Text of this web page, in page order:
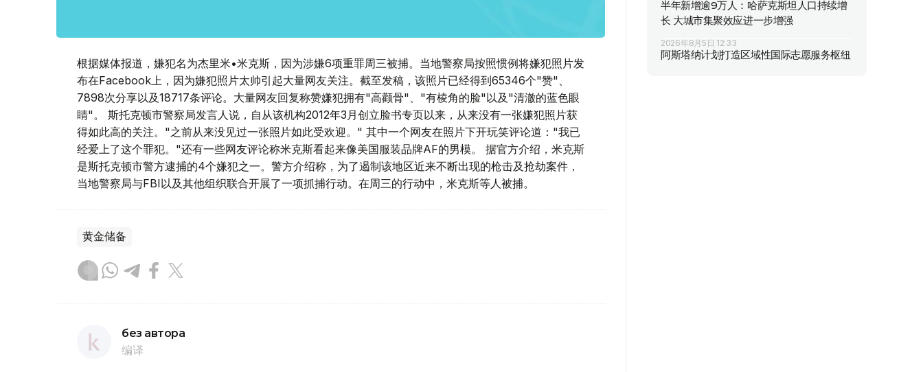
根据媒体报道，嫌犯名为杰里米•米克斯，因为涉嫌6项重罪周三被捕。当地警察局按照惯例将嫌犯照片发
布在Facebook上，因为嫌犯照片太帅引起大量网友关注。截至发稿，该照片已经得到65346个"赞"、
7898次分享以及18717条评论。大量网友回复称赞嫌犯拥有"高颧骨"、"有棱角的脸"以及"清澈的蓝色眼
睛"。 斯托克顿市警察局发言人说，自从该机构2012年3月创立脸书专页以来，从来没有一张嫌犯照片获
得如此高的关注。"之前从来没见过一张照片如此受欢迎。" 其中一个网友在照片下开玩笑评论道："我已
经爱上了这个罪犯。"还有一些网友评论称米克斯看起来像美国服装品牌AF的男模。 据官方介绍，米克斯
是斯托克顿市警方逮捕的4个嫌犯之一。警方介绍称，为了遏制该地区近来不断出现的枪击及抢劫案件，
当地警察局与FBI以及其他组织联合开展了一项抓捕行动。在周三的行动中，米克斯等人被捕。
黄金储备
без автора
编译
半年新增逾9万人：哈萨克斯坦人口持续增
长 大城市集聚效应进一步增强
2026年8月5日 12:33
阿斯塔纳计划打造区域性国际志愿服务枢纽